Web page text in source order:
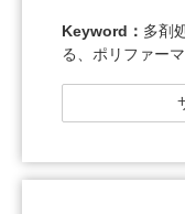
Keyword： 多剤
る、ポリファー